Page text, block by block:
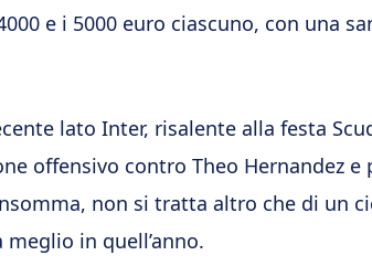
e i 5000 euro ciascuno, con una
lato Inter, risalente alla festa
offensivo contro Theo Hernandez
non si tratta altro che di un
in quell’anno.